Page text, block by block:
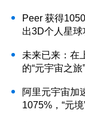
Peer 获得
出3D个人星球
未来已来：在
的“元宇宙之旅”
阿里元宇宙加
1075%，“元境